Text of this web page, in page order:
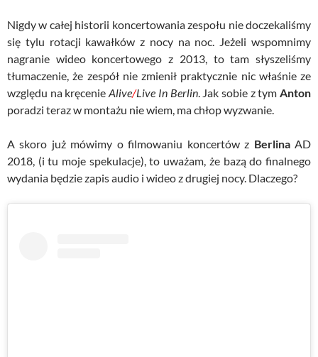
Nigdy w całej historii koncertowania zespołu nie doczekaliśmy
się tylu rotacji kawałków z nocy na noc. Jeżeli wspomnimy
nagranie wideo koncertowego z 2013, to tam słyszeliśmy
tłumaczenie, że zespół nie zmienił praktycznie nic właśnie ze
względu na kręcenieAlive/Live In Berlin. Jak sobie z tymAnton
poradzi teraz w montażu nie wiem, ma chłop wyzwanie.
A skoro już mówimy o filmowaniu koncertów z BerlinaAD
2018, (i tu moje spekulacje), to uważam, że bazą do finalnego
wydania będzie zapis audio i wideo z drugiej nocy. Dlaczego?